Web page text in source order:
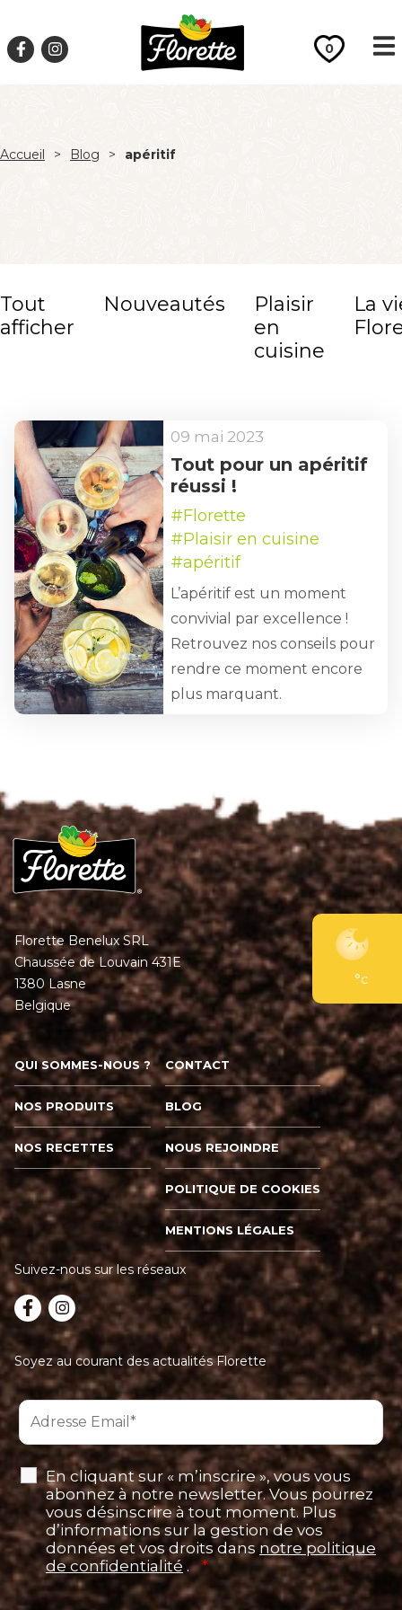
°c
0
Accueil > Blog > apéritif
Tout
afficher
Nouveautés
Plaisir
en
cuisine
La
09 mai 2023
Tout pour un apéritif
réussi !
#Florette
#Plaisir en cuisine
#apéritif
L’apéritif est un moment
convivial par excellence !
Retrouvez nos conseils pour
rendre ce moment encore
plus marquant.
Florette Benelux SRL
Chaussée de Louvain 431E
1380 Lasne
Belgique
QUI SOMMES-NOUS ?
NOS PRODUITS
NOS RECETTES
CONTACT
BLOG
NOUS REJOINDRE
POLITIQUE DE COOKIES
MENTIONS LÉGALES
Suivez-nous sur les réseaux
Soyez au courant des actualités Florette
En cliquant sur « m’inscrire », vous vous
abonnez à notre newsletter. Vous pourrez
vous désinscrire à tout moment. Plus
d’informations sur la gestion de vos
données et vos droits dansnotre politique
de confidentialité . *